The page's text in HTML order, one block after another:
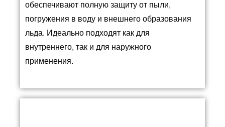
обеспечивают полную защиту от пыли,
погружения в воду и внешнего образования
льда. Идеально подходят как для
внутреннего, так и для наружного
применения.